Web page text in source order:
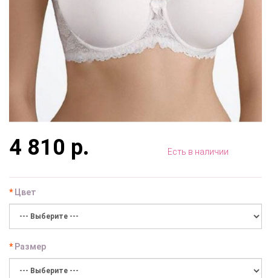
4 810 р. Есть в наличии
Цвет
Размер